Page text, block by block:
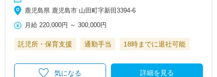
鹿児島県 鹿児島市 山田町字新田3394-6
月給 220,000円 ～300,000円
託児所・保育支援 通勤手当 18時までに退社可能
詳細を見る
気になる